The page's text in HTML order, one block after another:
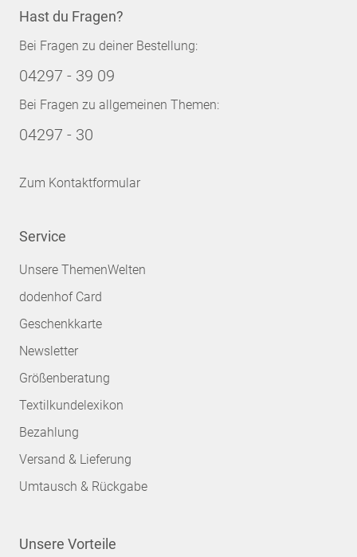
Hast du Fragen?
Bei Fragen zu deiner Bestellung:
04297 - 39 09
Bei Fragen zu allgemeinen Themen:
04297 - 30
Zum Kontaktformular
Service
Unsere ThemenWelten
dodenhof Card
Geschenkkarte
Newsletter
Größenberatung
Textilkundelexikon
Bezahlung
Versand & Lieferung
Umtausch & Rückgabe
Unsere Vorteile